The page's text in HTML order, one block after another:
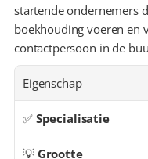
startende ondernemers
boekhouding voeren en
contactpersoon in de
Eigenschap
✅ Specialisatie
💡 Grootte